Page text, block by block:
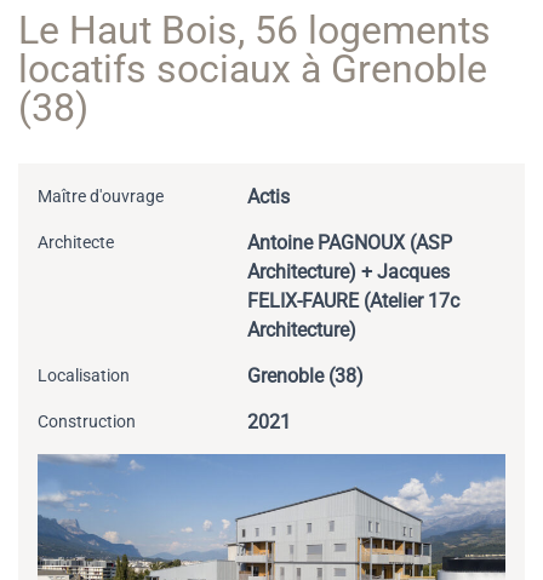
Le Haut Bois, 56 logements
locatifs sociaux à Grenoble
(38)
Maître d'ouvrage Actis
Architecte
Antoine PAGNOUX (ASP
Architecture) + Jacques
FELIX-FAURE (Atelier 17c
Architecture)
Localisation Grenoble (38)
Construction 2021